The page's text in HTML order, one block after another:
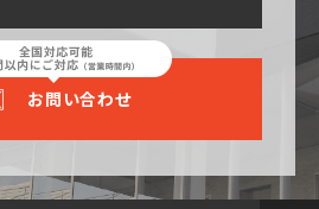
お問い合わせ